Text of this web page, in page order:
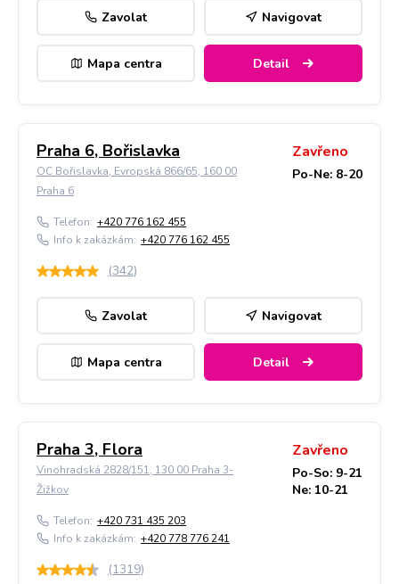
Zavolat Navigovat
Mapa centra Detail
Praha 6, Bořislavka
OC Bořislavka, Evropská 866/65, 160 00
Praha 6
Zavřeno
Po-Ne: 8-20
Telefon: +420 776 162 455
Info k zakázkám: +420 776 162 455
(342)
Zavolat Navigovat
Mapa centra Detail
Praha 3, Flora
Vinohradská 2828/151, 130 00 Praha 3-
Žižkov
Zavřeno
Po-So: 9-21
Ne: 10-21
Telefon: +420 731 435 203
Info k zakázkám: +420 778 776 241
(1319)